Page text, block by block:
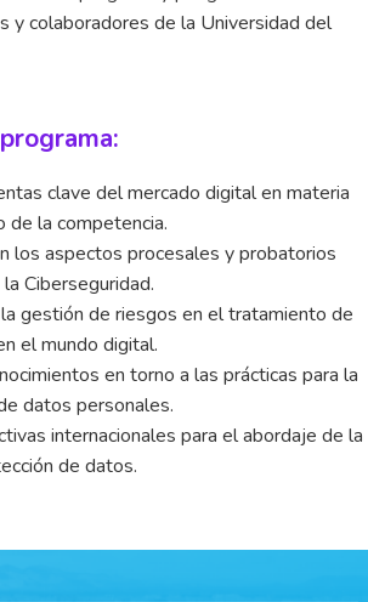
y colaboradores de la Universidad del
clave del mercado digital en materia
de la competencia.
los aspectos procesales y probatorios
Ciberseguridad.
gestión de riesgos en el tratamiento de
el mundo digital.
en torno a las prácticas para la
datos personales.
internacionales para el abordaje de la
de datos.